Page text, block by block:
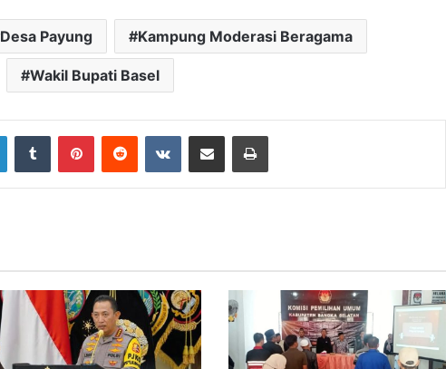
Desa Payung Kampung Moderasi Beragama
Wakil Bupati Basel
LinkedInTumblr PinterestReddit VKontakteShare via Email Print